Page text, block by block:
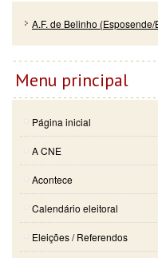
A.F. de Belinho (Esposende/
Menu principal
Página inicial
A CNE
Acontece
Calendário eleitoral
Eleições / Referendos